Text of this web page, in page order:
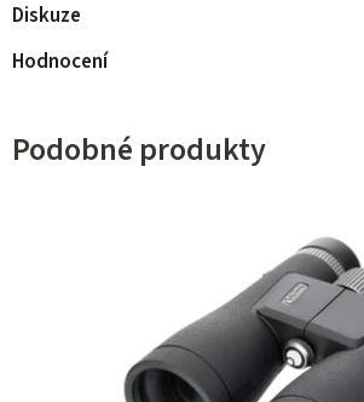
Diskuze
Hodnocení
Podobné produkty